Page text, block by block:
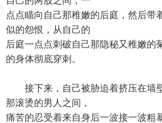
点点瞄向自己那稚嫩的后庭，然后带
似的怨恨，从自己的
后庭一点点刺破自己那隐秘又稚嫩的
的身体彻底穿刺。
接下来，自己被胁迫着挤压在墙
那滚烫的男人之间，
痛苦的忍受着来自身后一波接一波粗